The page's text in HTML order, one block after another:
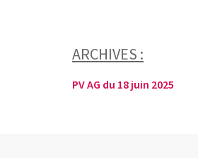
ARCHIVES :
PV AG du 18 juin 2025